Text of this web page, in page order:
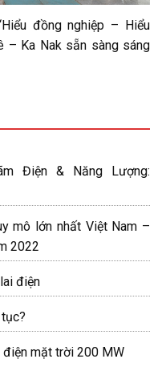
đồng nghiệp – Hiểu
– Ka Nak sẵn sàng sáng
Điện & Năng Lượng:
mô lớn nhất Việt Nam –
2022
điện
điện mặt trời 200 MW